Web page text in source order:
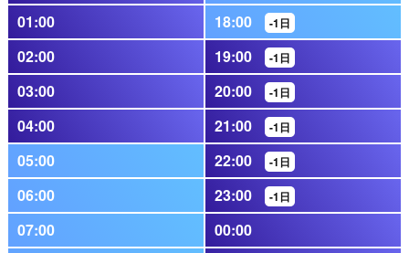
01:00 18:00 -1日
02:00 19:00 -1日
03:00 20:00 -1日
04:00 21:00 -1日
05:00 22:00 -1日
06:00 23:00 -1日
07:00
00:00